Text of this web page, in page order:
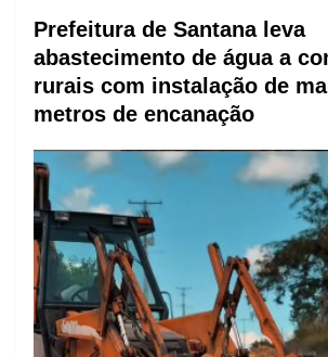
Prefeitura de Santana leva
abastecimento de água a
rurais com instalação de
metros de encanação